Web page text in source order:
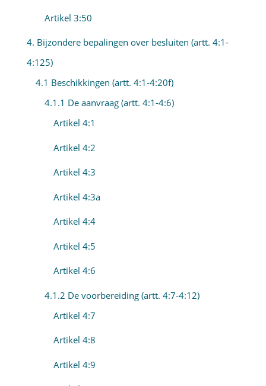
Artikel 3:50
4. Bijzondere bepalingen over besluiten (artt. 4:1-
4:125)
4.1 Beschikkingen (artt. 4:1-4:20f)
4.1.1 De aanvraag (artt. 4:1-4:6)
Artikel 4:1
Artikel 4:2
Artikel 4:3
Artikel 4:3a
Artikel 4:4
Artikel 4:5
Artikel 4:6
4.1.2 De voorbereiding (artt. 4:7-4:12)
Artikel 4:7
Artikel 4:8
Artikel 4:9